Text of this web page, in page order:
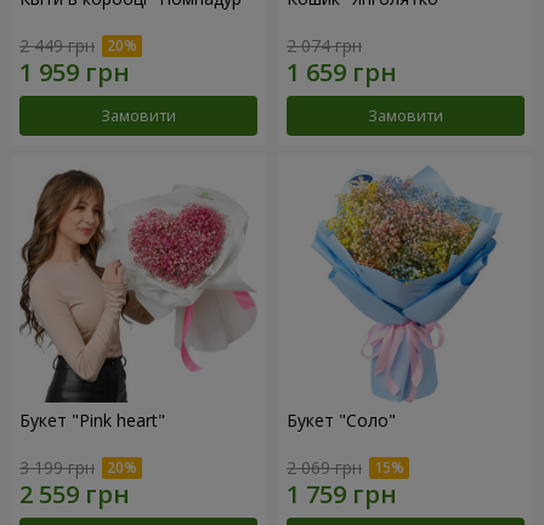
2 449 грн
Замовити
2 074 грн
Замовити
Букет "Pink heart"
3 199 грн
Букет "Соло"
2 069 грн